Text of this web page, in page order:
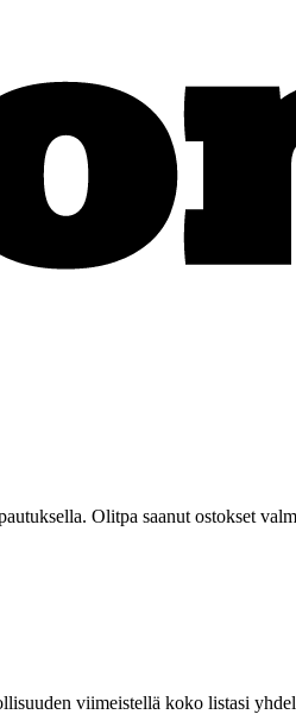
Olitpa saanut ostokset
viimeistellä koko listasi